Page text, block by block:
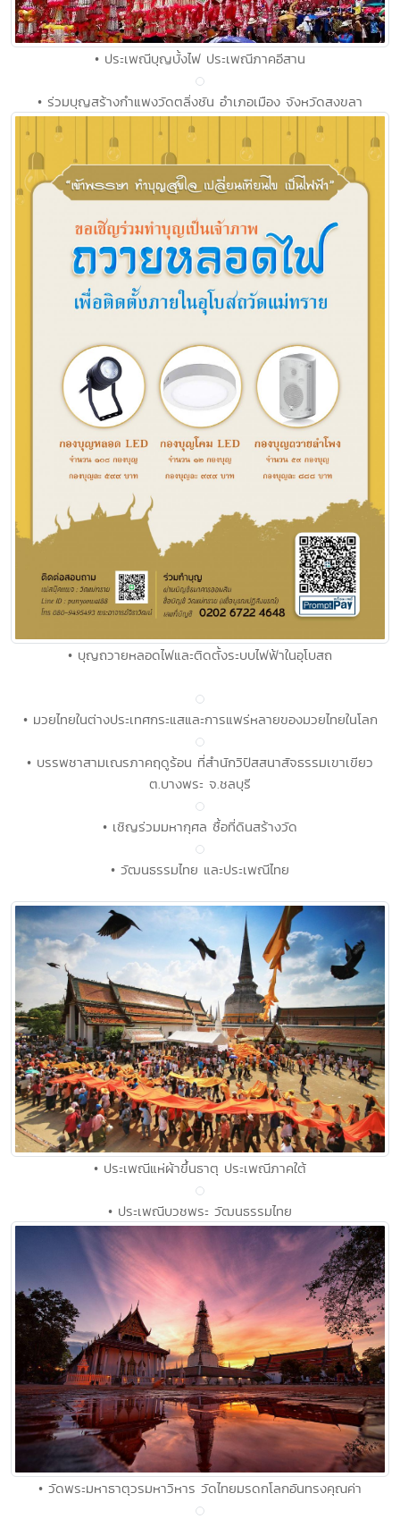
• ประเพณีบุญบั้งไฟ ประเพณีภาคอีสาน
• ร่วมบุญสร้างกำแพงวัดตลิ่งชัน อำเภอเมือง จังหวัดสงขลา
• บุญถวายหลอดไฟและติดตั้งระบบไฟฟ้าในอุโบสถ
• มวยไทยในต่างประเทศกระแสและการแพร่หลายของมวยไทยในโลก
• บรรพชาสามเณรภาคฤดูร้อน ที่สำนักวิปัสสนาสัจธรรมเขาเขียว
ต.บางพระ จ.ชลบุรี
• เชิญร่วมมหากุศล ซื้อที่ดินสร้างวัด
• วัฒนธรรมไทย และประเพณีไทย
• ประเพณีแห่ผ้าขึ้นธาตุ ประเพณีภาคใต้
• ประเพณีบวชพระ วัฒนธรรมไทย
• วัดพระมหาธาตุวรมหาวิหาร วัดไทยมรดกโลกอันทรงคุณค่า